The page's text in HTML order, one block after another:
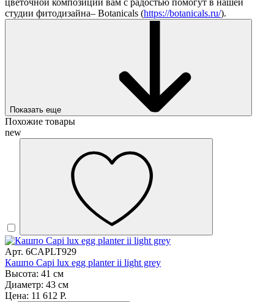
цветочной композиции вам с радостью помогут в нашей
студии фитодизайна– Botanicals (https://botanicals.ru/).
Показать еще
Похожие товары
new
Арт. 6CAPLT929
Кашпо Capi lux egg planter ii light grey
Высота: 41 см
Диаметр: 43 см
Цена: 11 612 Р.